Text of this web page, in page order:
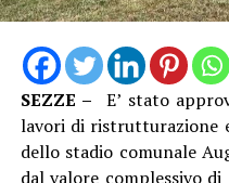
“Vestire la maglia
Campionato Europeo è
coronamento
SEZZE –
E’ stato
lavori di ristrutturazione
dello stadio comunale
dal valore complessivo